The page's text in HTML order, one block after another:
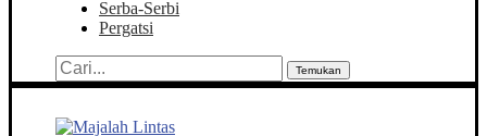
Serba-Serbi
Pergatsi
Temukan